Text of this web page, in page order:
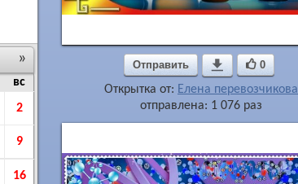
»
вс
2
9
16
Отправить  0
Открытка от: Елена перевозчикова
отправлена: 1 076 раз